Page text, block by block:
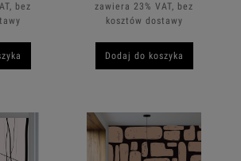
bez
zawiera 23% VAT, bez
kosztów dostawy
Dodaj do koszyka